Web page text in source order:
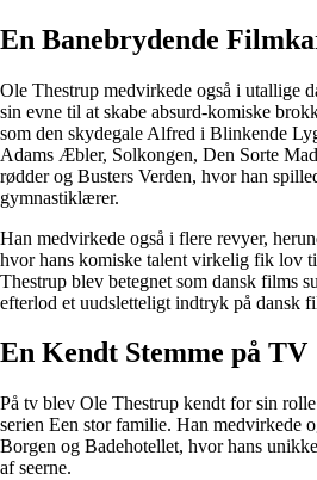
En Banebrydende
Ole Thestrup medvirkede også i utallige
sin evne til at skabe absurd-komiske
som den skydegale Alfred i Blinkende
Adams Æbler, Solkongen, Den Sorte
rødder og Busters Verden, hvor han
gymnastiklærer.
Han medvirkede også i flere revyer,
hvor hans komiske talent virkelig fik lov
Thestrup blev betegnet som dansk films
efterlod et uudsletteligt indtryk på dansk
En Kendt Stemme på TV
På tv blev Ole Thestrup kendt for sin
serien Een stor familie. Han medvirkede
Borgen og Badehotellet, hvor hans
af seerne.